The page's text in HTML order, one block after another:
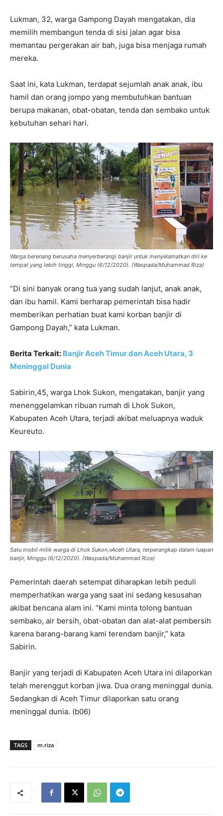
Lukman, 32, warga Gampong Dayah mengatakan, dia
memilih membangun tenda di sisi jalan agar bisa
memantau pergerakan air bah, juga bisa menjaga rumah
mereka.
Saat ini, kata Lukman, terdapat sejumlah anak anak, ibu
hamil dan orang jompo yang membutuhkan bantuan
berupa makanan, obat-obatan, tenda dan sembako untuk
kebutuhan sehari hari.
Warga berenang berusaha menyerberangi banjir untuk menyelamatkan diri ke
tempat yang lebih tinggi, Minggu (6/12/2020). (Waspada/Muhammad Riza)
“Di sini banyak orang tua yang sudah lanjut, anak anak,
dan ibu hamil. Kami berharap pemerintah bisa hadir
memberikan perhatian buat kami korban banjir di
Gampong Dayah,” kata Lukman.
Berita Terkait: Banjir Aceh Timur dan Aceh Utara, 3
Meninggal Dunia
Sabirin,45, warga Lhok Sukon, mengatakan, banjir yang
menenggelamkan ribuan rumah di Lhok Sukon,
Kabupaten Aceh Utara, terjadi akibat meluapnya waduk
Keureuto.
Satu mobil milik warga di Lhok Sukon,vAceh Utara, terperangkap dalam luapan
banjir, Minggu (6/12/2020). (Waspada/Muhammad Riza)
Pemerintah daerah setempat diharapkan lebih peduli
memperhatikan warga yang saat ini sedang kesusahan
akibat bencana alam ini. “Kami minta tolong bantuan
sembako, air bersih, obat-obatan dan alat-alat pembersih
karena barang-barang kami terendam banjir,” kata
Sabirin.
Banjir yang terjadi di Kabupaten Aceh Utara ini dilaporkan
telah merenggut korban jiwa. Dua orang meninggal dunia.
Sedangkan di Aceh Timur dilaporkan satu orang
meninggal dunia. (b06)
TAGS m.riza